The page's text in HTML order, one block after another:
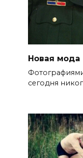
Новая мода
сегодня